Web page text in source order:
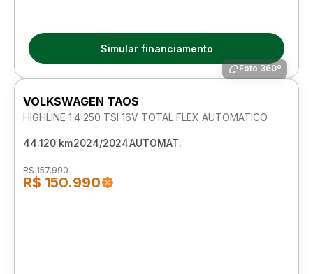
Simular financiamento
Foto 360º
VOLKSWAGEN TAOS
HIGHLINE 1.4 250 TSI 16V TOTAL FLEX AUTOMATICO
44.120 km2024/2024AUTOMAT.
R$ 157.990
R$ 150.990